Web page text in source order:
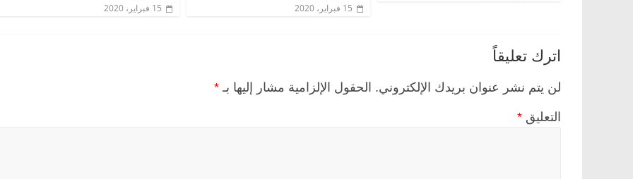
15 فبراير، 2020 15 فبراير، 2020
اترك تعليقاً
لن يتم نشر عنوان بريدك الإلكتروني. الحقول الإلزامية مشار إليها بـ *
التعليق *